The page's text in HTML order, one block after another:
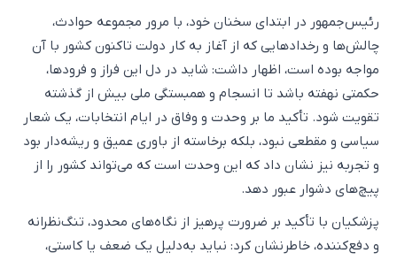
رئیس‌جمهور در ابتدای سخنان خود، با مرور مجموعه حوادث،
چالش‌ها و رخدادهایی که از آغاز به کار دولت تاکنون کشور با آن
مواجه بوده است، اظهار داشت: شاید در دل این فراز و فرودها،
حکمتی نهفته باشد تا انسجام و همبستگی ملی بیش از گذشته
تقویت شود. تأکید ما بر وحدت و وفاق در ایام انتخابات، یک شعار
سیاسی و مقطعی نبود، بلکه برخاسته از باوری عمیق و ریشه‌دار بود
و تجربه نیز نشان داد که این وحدت است که می‌تواند کشور را از
پیچ‌های دشوار عبور دهد.
پزشکیان با تأکید بر ضرورت پرهیز از نگاه‌های محدود، تنگ‌نظرانه
و دفع‌کننده، خاطرنشان کرد: نباید به‌دلیل یک ضعف یا کاستی،